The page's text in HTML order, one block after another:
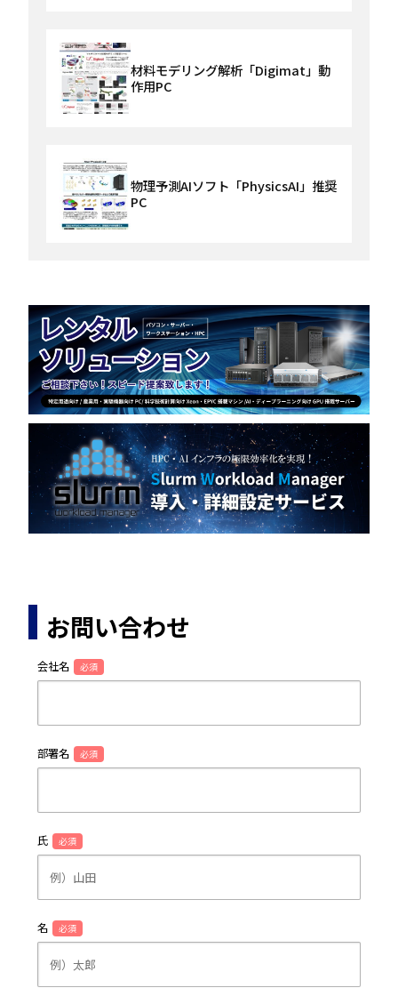
材料モデリング解析「Digimat」動
作用PC
物理予測AIソフト「PhysicsAI」推奨
PC
お問い合わせ
会社名 必須
部署名 必須
氏 必須
名 必須